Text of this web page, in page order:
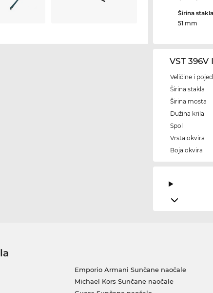
Širina stakla
51 mm
VST
Veličine i
Širina stakla
Širina mosta
Dužina krila
Spol
Vrsta okvira
Boja okvira
Emporio Armani Sunčane naočale
Michael Kors Sunčane naočale